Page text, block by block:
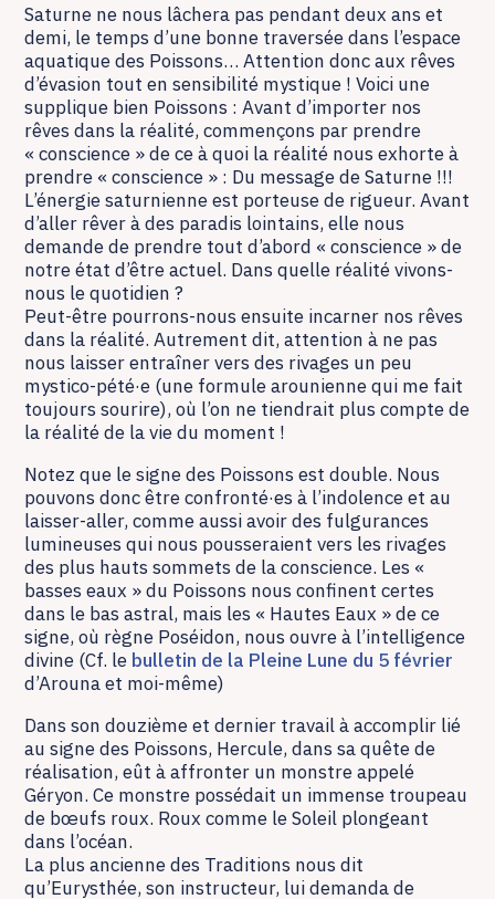
Saturne ne nous lâchera pas pendant deux ans et
demi, le temps d’une bonne traversée dans l’espace
aquatique des Poissons… Attention donc aux rêves
d’évasion tout en sensibilité mystique ! Voici une
supplique bien Poissons : Avant d’importer nos
rêves dans la réalité, commençons par prendre
« conscience » de ce à quoi la réalité nous exhorte à
prendre « conscience » : Du message de Saturne !!!
L’énergie saturnienne est porteuse de rigueur. Avant
d’aller rêver à des paradis lointains, elle nous
demande de prendre tout d’abord « conscience » de
notre état d’être actuel. Dans quelle réalité vivons-
nous le quotidien ?
Peut-être pourrons-nous ensuite incarner nos rêves
dans la réalité. Autrement dit, attention à ne pas
nous laisser entraîner vers des rivages un peu
mystico-pété·e (une formule arounienne qui me fait
toujours sourire), où l’on ne tiendrait plus compte de
la réalité de la vie du moment !
Notez que le signe des Poissons est double. Nous
pouvons donc être confronté·es à l’indolence et au
laisser-aller, comme aussi avoir des fulgurances
lumineuses qui nous pousseraient vers les rivages
des plus hauts sommets de la conscience. Les «
basses eaux » du Poissons nous confinent certes
dans le bas astral, mais les « Hautes Eaux » de ce
signe, où règne Poséidon, nous ouvre à l’intelligence
divine (Cf. le bulletin de la Pleine Lune du 5 février
d’Arouna et moi-même)
Dans son douzième et dernier travail à accomplir lié
au signe des Poissons, Hercule, dans sa quête de
réalisation, eût à affronter un monstre appelé
Géryon. Ce monstre possédait un immense troupeau
de bœufs roux. Roux comme le Soleil plongeant
dans l’océan.
La plus ancienne des Traditions nous dit
qu’Eurysthée, son instructeur, lui demanda de